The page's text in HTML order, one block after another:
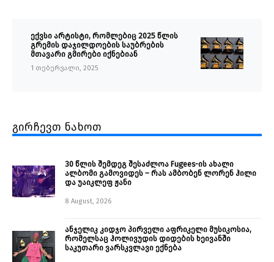
ექვსი არტისტი, რომლებიც 2025 წლის
გრემის დაჯილდოების საუბრების
მთავარი გმირები იქნებიან
1 თებერვალი, 2025
გირჩევთ ნახოთ
30 წლის შემდეგ შესაძლოა Fugees-ის ახალი
ალბომი გამოვიდეს – რას ამბობენ ლორენ ჰილი
და უაიკლეფ ჟანი
8 August, 2026
ანჯელიკ კიდჯო პირველი აფრიკელი მუსიკოსია,
რომელსაც ჰოლივუდის დიდების ხეივანში
საკუთარი ვარსკვლავი ექნება